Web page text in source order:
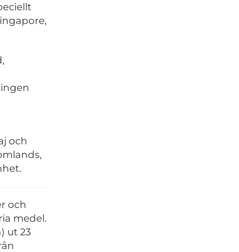
och
och
medel.
ut 23